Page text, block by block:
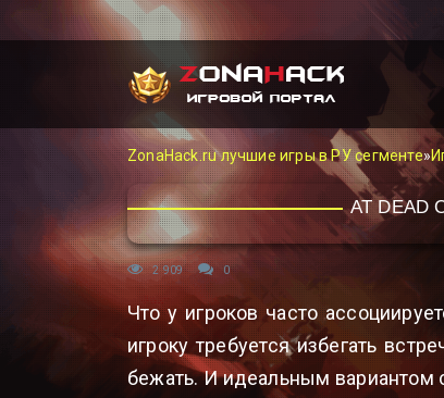
ZonaHack.ru лучшие игры в РУ сегменте»
AT DEAD
2 909 0
Что у игроков часто
игроку требуется избегать
бежать. И идеальным вариантом